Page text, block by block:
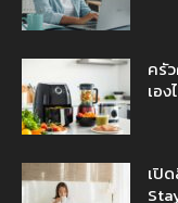
ครั
เอ
เปิ